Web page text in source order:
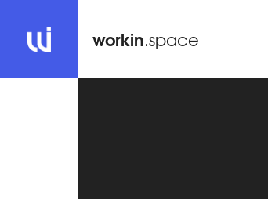
workin.space